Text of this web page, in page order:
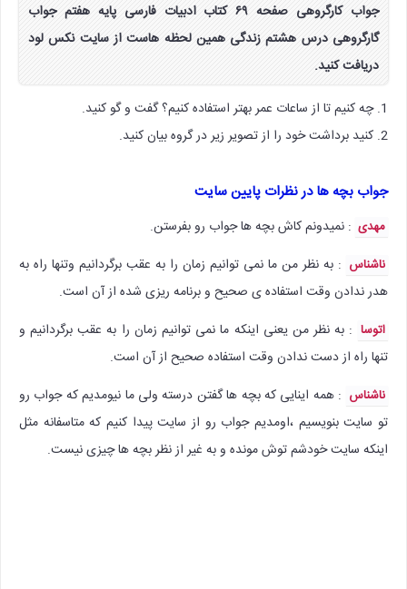
جواب کارگروهی صفحه ۶۹ کتاب ادبیات فارسی پایه هفتم جواب
گارگروهی درس هشتم زندگی همین لحظه هاست از سایت نکس لود
دریافت کنید.
1. چه کنیم تا از ساعات عمر بهتر استفاده کنیم؟ گفت و گو کنید.
2. کنید برداشت خود را از تصویر زیر در گروه بیان کنید.
جواب بچه ها در نظرات پایین سایت
مهدی : نمیدونم کاش بچه ها جواب رو بفرستن.
ناشناس : به نظر من ما نمی توانیم زمان را به عقب برگردانیم وتنها راه به
هدر ندادن وقت استفاده ی صحیح و برنامه ریزی شده از آن است.
اتوسا : به نظر من یعنی اینکه ما نمی توانیم زمان را به عقب برگردانیم و
تنها راه از دست ندادن وقت استفاده صحیح از آن است.
ناشناس : همه اینایی که بچه ها گفتن درسته ولی ما نیومدیم که جواب رو
تو سایت بنویسیم ،اومدیم جواب رو از سایت پیدا کنیم که متاسفانه مثل
اینکه سایت خودشم توش مونده و به غیر از نظر بچه ها چیزی نیست.